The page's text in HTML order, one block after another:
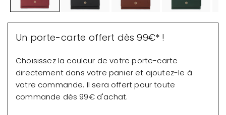
Un porte-carte offert dès 99€* !
Choisissez la couleur de votre porte-carte
directement dans votre panier et ajoutez-le à
votre commande. Il sera offert pour toute
commande dès 99€ d'achat.